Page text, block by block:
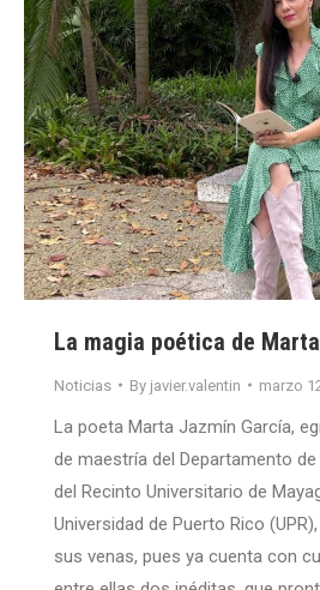
La magia poética de
Noticias By javier.valentin marzo
La poeta Marta Jazmín García,
de maestría del Departamento
del Recinto Universitario de
Universidad de Puerto Rico
sus venas, pues ya cuenta con